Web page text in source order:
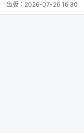
出版： 2026-07-26 16:30